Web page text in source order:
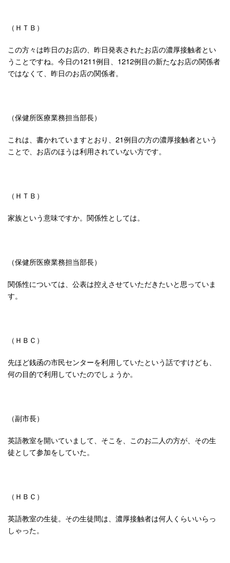
（ＨＴＢ）
この方々は昨日のお店の、昨日発表されたお店の濃厚接触者とい
うことですね。今日の1211例目、1212例目の新たなお店の関係者
ではなくて、昨日のお店の関係者。
（保健所医療業務担当部長）
これは、書かれていますとおり、21例目の方の濃厚接触者という
ことで、お店のほうは利用されていない方です。
（ＨＴＢ）
家族という意味ですか。関係性としては。
（保健所医療業務担当部長）
関係性については、公表は控えさせていただきたいと思っていま
す。
（ＨＢＣ）
先ほど銭函の市民センターを利用していたという話ですけども、
何の目的で利用していたのでしょうか。
（副市長）
英語教室を開いていまして、そこを、このお二人の方が、その生
徒として参加をしていた。
（ＨＢＣ）
英語教室の生徒。その生徒間は、濃厚接触者は何人くらいいらっ
しゃった。